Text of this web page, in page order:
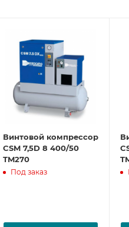
Винтовой компрессор
CSM 7,5D 8 400/50
TM270
Под заказ